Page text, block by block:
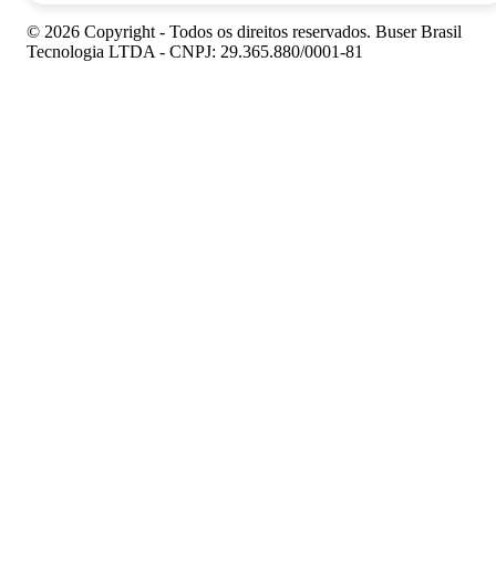
© 2026 Copyright - Todos os direitos reservados. Buser Brasil
Tecnologia LTDA - CNPJ: 29.365.880/0001-81